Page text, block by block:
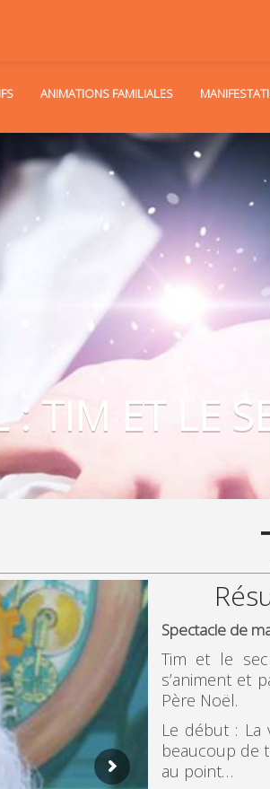
ANIMATIONS FAMILIALES
TIM ET LE
Spectacle de
Tim et le
s’animent et
Père Noël.
Le début :
beaucoup de
au point…